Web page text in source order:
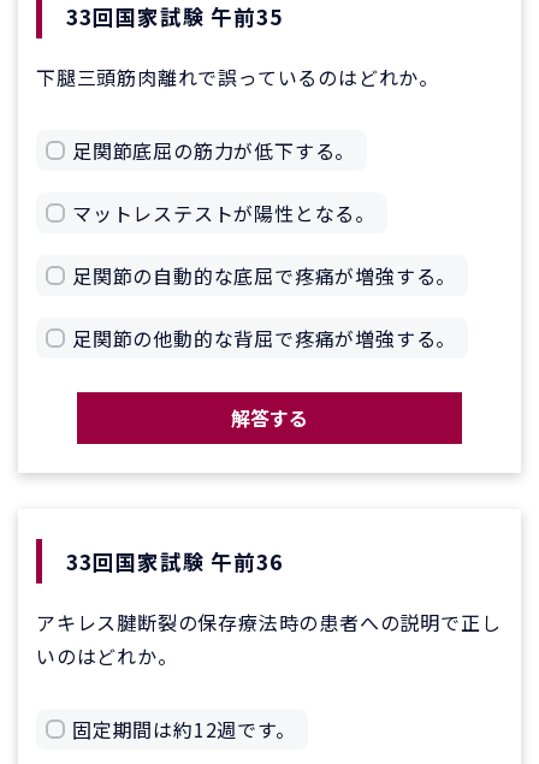
33回国家試験 午前35
下腿三頭筋肉離れで誤っているのはどれか。
足関節底屈の筋力が低下する。
マットレステストが陽性となる。
足関節の自動的な底屈で疼痛が増強する。
足関節の他動的な背屈で疼痛が増強する。
解答する
33回国家試験 午前36
アキレス腱断裂の保存療法時の患者への説明で正し
いのはどれか。
固定期間は約12週です。